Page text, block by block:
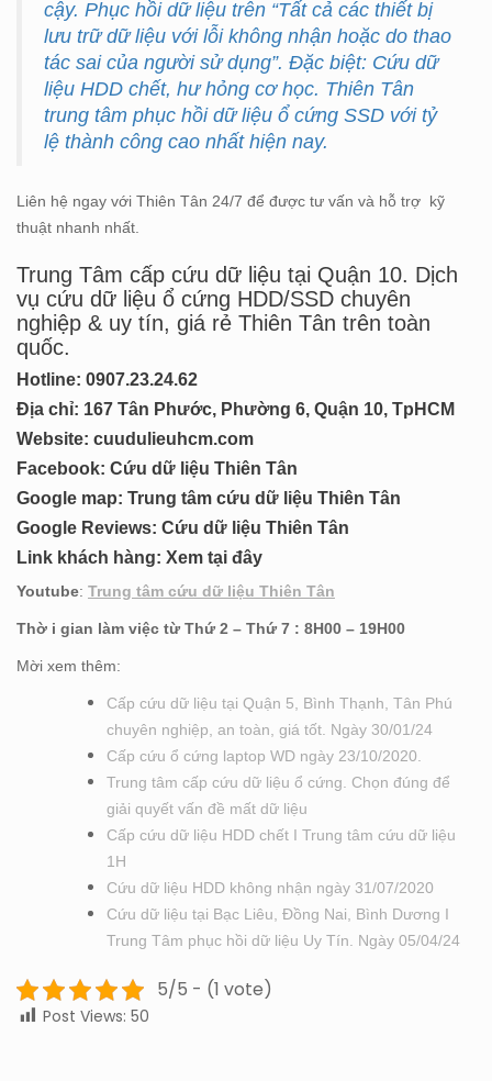
cậy. Phục hồi dữ liệu trên “Tất cả các thiết bị
lưu trữ dữ liệu với lỗi không nhận hoặc do thao
tác sai của người sử dụng”. Đặc biệt: Cứu dữ
liệu HDD chết, hư hỏng cơ học. Thiên Tân
trung tâm phục hồi dữ liệu ổ cứng SSD với tỷ
lệ thành công cao nhất hiện nay.
Liên hệ ngay với Thiên Tân 24/7 để được tư vấn và hỗ trợ kỹ
thuật nhanh nhất.
Trung Tâm cấp cứu dữ liệu tại Quận 10. Dịch
vụ cứu dữ liệu ổ cứng HDD/SSD chuyên
nghiệp & uy tín, giá rẻ Thiên Tân trên toàn
quốc.
Hotline: 0907.23.24.62
Địa chỉ: 167 Tân Phước, Phường 6, Quận 10, TpHCM
Website: cuudulieuhcm.com
Facebook: Cứu dữ liệu Thiên Tân
Google map: Trung tâm cứu dữ liệu Thiên Tân
Google Reviews: Cứu dữ liệu Thiên Tân
Link khách hàng: Xem tại đây
Youtube: Trung tâm cứu dữ liệu Thiên Tân
Thờ i gian làm việc từ Thứ 2 – Thứ 7 : 8H00 – 19H00
Mời xem thêm:
Cấp cứu dữ liệu tại Quận 5, Bình Thạnh, Tân Phú
chuyên nghiệp, an toàn, giá tốt. Ngày 30/01/24
Cấp cứu ổ cứng laptop WD ngày 23/10/2020.
Trung tâm cấp cứu dữ liệu ổ cứng. Chọn đúng để
giải quyết vấn đề mất dữ liệu
Cấp cứu dữ liệu HDD chết I Trung tâm cứu dữ liệu
1H
Cứu dữ liệu HDD không nhận ngày 31/07/2020
Cứu dữ liệu tại Bạc Liêu, Đồng Nai, Bình Dương I
Trung Tâm phục hồi dữ liệu Uy Tín. Ngày 05/04/24
5/5 - (1 vote)
Post Views: 50